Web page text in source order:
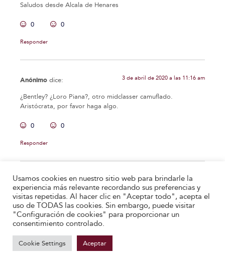
Saludos desde Alcala de Henares
0 0
Responder
Anónimo dice: 3 de abril de 2020 a las 11:16 am
¿Bentley? ¿Loro Piana?, otro midclasser camuflado.
Aristócrata, por favor haga algo.
0 0
Responder
Anónimo dice: 6 de abril de 2020 a las 10:19 am
El anterior "anónimo" me recuerda a Bob "El Inglés", el
personaje de la película Sin Perdón (Clint Eastwood 1992).
Llegó a Big Whiskey creyéndose un duque y resultó no ser
más que un pato.
Saludos.
Usamos cookies en nuestro sitio web para brindarle la
experiencia más relevante recordando sus preferencias y
visitas repetidas. Al hacer clic en "Aceptar todo", acepta el
uso de TODAS las cookies. Sin embargo, puede visitar
"Configuración de cookies" para proporcionar un
consentimiento controlado.
Cookie Settings Aceptar